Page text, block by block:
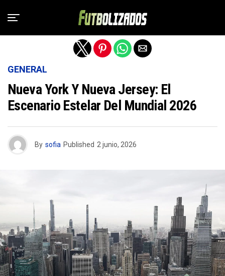
GENERAL
Nueva York Y Nueva Jersey: El
Escenario Estelar Del Mundial 2026
By sofia Published 2 junio, 2026
Salir de la versión móvil